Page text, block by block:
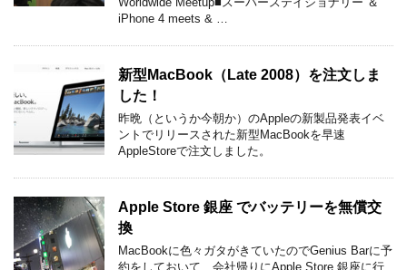
iPhone 4 meets & …
新型MacBook（Late 2008）を注文しま
した！
昨晩（というか今朝か）のAppleの新製品発表イベ
ントでリリースされた新型MacBookを早速
AppleStoreで注文しました。
Apple Store 銀座 でバッテリーを無償交
換
MacBookに色々ガタがきていたのでGenius Barに予
約をしておいて、会社帰りにApple Store 銀座に行